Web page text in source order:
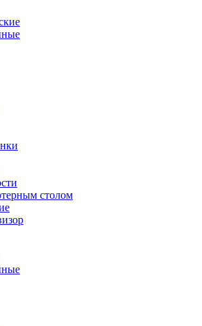
столом